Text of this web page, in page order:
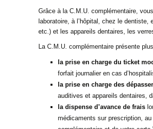
Grâce à laC.M.U. complémentaire,
laboratoire, à l’hôpital, chez le
etc.) et les appareils dentaires, les
LaC.M.U. complémentaire présente
la prise en charge du ticket
forfait journalier en cas
la prise en charge des
auditives et appareils dentaires,
la dispense d’avance de frais
médicaments sur prescription,